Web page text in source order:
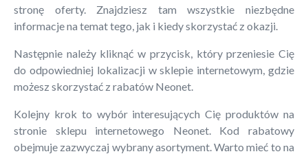
stronę oferty. Znajdziesz tam wszystkie niezbędne
informacje na temat tego, jak i kiedy skorzystać z okazji.
Następnie należy kliknąć w przycisk, który przeniesie Cię
do odpowiedniej lokalizacji w sklepie internetowym, gdzie
możesz skorzystać z rabatów Neonet.
Kolejny krok to wybór interesujących Cię produktów na
stronie sklepu internetowego Neonet. Kod rabatowy
obejmuje zazwyczaj wybrany asortyment. Warto mieć to na